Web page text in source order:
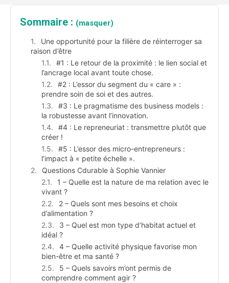
Sommaire : (masquer)
Une opportunité pour la filière de réinterroger sa
raison d’être
#1 : Le retour de la proximité : le lien social et
l’ancrage local avant toute chose.
#2 : L’essor du segment du « care » :
prendre soin de soi et des autres.
#3 : Le pragmatisme des business models :
la robustesse avant l’innovation.
#4 : Le repreneuriat : transmettre plutôt que
créer !
#5 : L’essor des micro-entrepreneurs :
l’impact à « petite échelle ».
Questions Cdurable à Sophie Vannier
1 – Quelle est la nature de ma relation avec le
vivant ?
2 – Quels sont mes besoins et choix
d’alimentation ?
3 – Quel est mon type d’habitat actuel et
idéal ?
4 – Quelle activité physique favorise mon
bien-être et ma santé ?
5 – Quels savoirs m’ont permis de
comprendre comment agir ?